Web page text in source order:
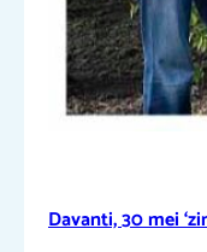
Davanti, 30 mei